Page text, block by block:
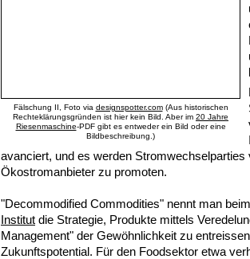
Fälschung II, Foto via designspotter.com(Aus historischen
Rechteklärungsgründen ist hier kein Bild. Aber im 20 Jahre
Riesenmaschine-PDF gibt es entweder ein Bild oder eine
Bildbeschreibung.)
avanciert, und es werden Stromwechselparties
Ökostromanbieter zu promoten.
"Decommodified Commodities" nennt man
Institut die Strategie, Produkte mittels
Management" der Gewöhnlichkeit zu
Zukunftspotential. Für den Foodsektor etwa